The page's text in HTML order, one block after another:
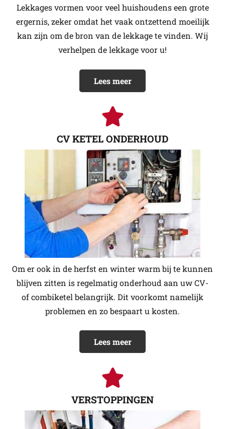
Lekkages vormen voor veel huishoudens een grote
ergernis, zeker omdat het vaak ontzettend moeilijk
kan zijn om de bron van de lekkage te vinden. Wij
verhelpen de lekkage voor u!
Lees meer
CV KETEL ONDERHOUD
Om er ook in de herfst en winter warm bij te kunnen
blijven zitten is regelmatig onderhoud aan uw CV-
of combiketel belangrijk. Dit voorkomt namelijk
problemen en zo bespaart u kosten.
Lees meer
VERSTOPPINGEN